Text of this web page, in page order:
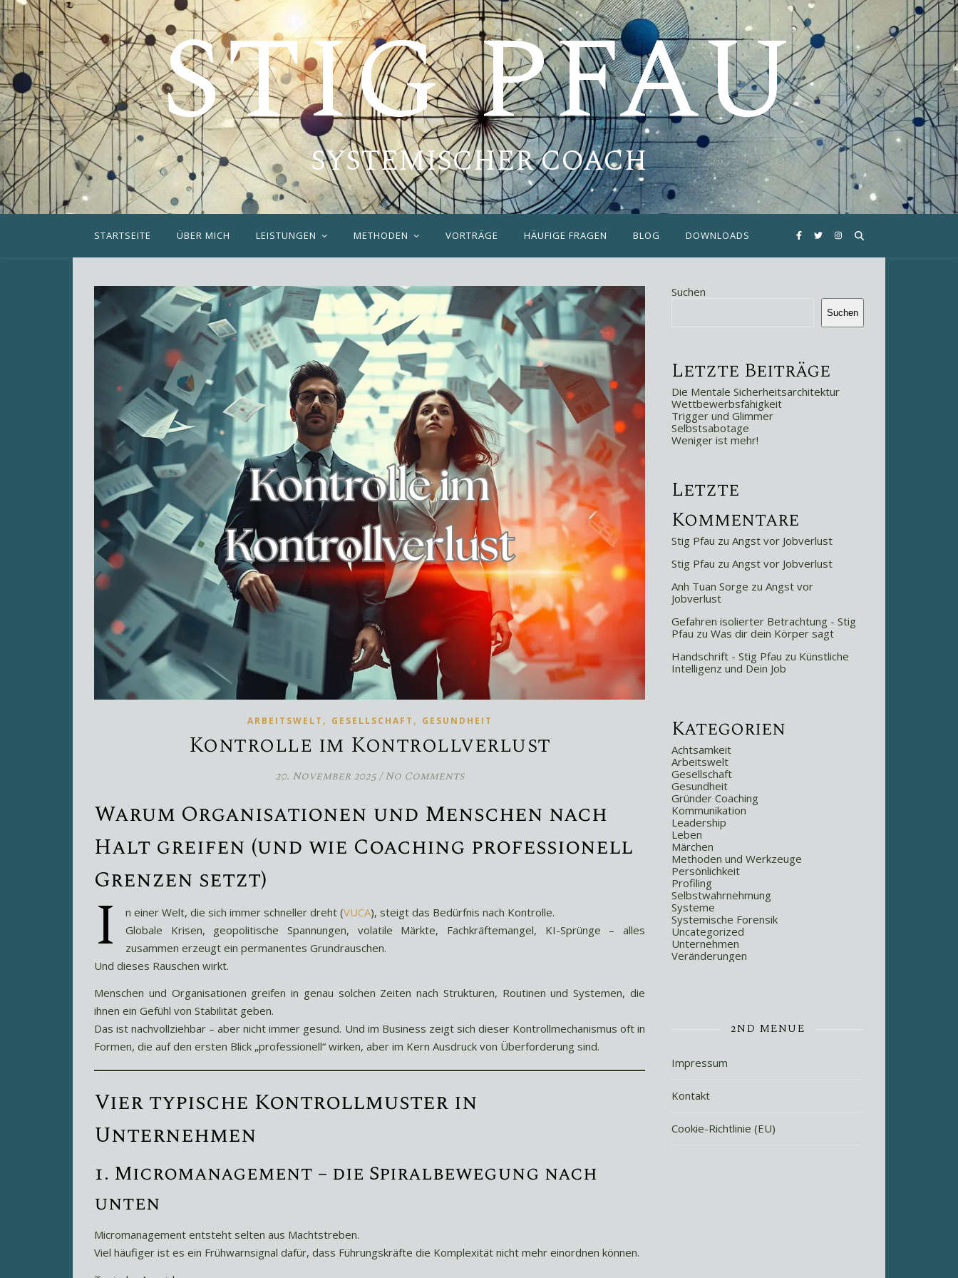
STIG PFAU
SYSTEMISCHER COACH
STARTSEITE ÜBER MICH LEISTUNGEN METHODEN VORTRÄGE HÄUFIGE FRAGEN BLOG DOWNLOADS
ARBEITSWELT , GESELLSCHAFT , GESUNDHEIT
Kontrolle im Kontrollverlust
20. November 2025/ No Comments
Warum Organisationen und Menschen nach
Halt greifen (und wie Coaching professionell
Grenzen setzt)
I n einer Welt, die sich immer schneller dreht (VUCA), steigt das Bedürfnis nach Kontrolle.
Globale Krisen, geopolitische Spannungen, volatile Märkte, Fachkräftemangel, KI-Sprünge – alles
zusammen erzeugt ein permanentes Grundrauschen.
Und dieses Rauschen wirkt.
Menschen und Organisationen greifen in genau solchen Zeiten nach Strukturen, Routinen und Systemen, die
ihnen ein Gefühl von Stabilität geben.
Das ist nachvollziehbar – aber nicht immer gesund. Und im Business zeigt sich dieser Kontrollmechanismus oft in
Formen, die auf den ersten Blick „professionell“ wirken, aber im Kern Ausdruck von Überforderung sind.
Vier typische Kontrollmuster in
Unternehmen
1. Micromanagement – die Spiralbewegung nach
unten
Micromanagement entsteht selten aus Machtstreben.
Viel häufiger ist es ein Frühwarnsignal dafür, dass Führungskräfte die Komplexität nicht mehr einordnen können.
Suchen
Suchen
Letzte Beiträge
Die Mentale Sicherheitsarchitektur
Wettbewerbsfähigkeit
Trigger und Glimmer
Selbstsabotage
Weniger ist mehr!
Letzte
Kommentare
Stig Pfau zu Angst vor Jobverlust
Stig Pfau zu Angst vor Jobverlust
Anh Tuan Sorge zu Angst vor
Jobverlust
Gefahren isolierter Betrachtung - Stig
Pfau zu Was dir dein Körper sagt
Handschrift - Stig Pfau zu Künstliche
Intelligenz und Dein Job
Kategorien
Achtsamkeit
Arbeitswelt
Gesellschaft
Gesundheit
Gründer Coaching
Kommunikation
Leadership
Leben
Märchen
Methoden und Werkzeuge
Persönlichkeit
Profiling
Selbstwahrnehmung
Systeme
Systemische Forensik
Uncategorized
Unternehmen
Veränderungen
2ND MENUE
Impressum
Kontakt
Cookie-Richtlinie (EU)